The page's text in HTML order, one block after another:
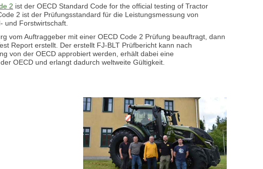
2 ist der OECD Standard Code for the official testing of Tractor
2 ist der Prüfungsstandard für die Leistungsmessung von
und Forstwirtschaft.
vom Auftraggeber mit einer OECD Code 2 Prüfung beauftragt, dann
Report erstellt. Der erstellt FJ-BLT Prüfbericht kann nach
von der OECD approbiert werden, erhält dabei eine
OECD und erlangt dadurch weltweite Gültigkeit.